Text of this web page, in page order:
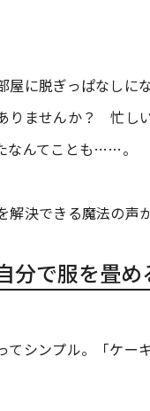
屋に脱ぎっぱなしに
りませんか？ 忙し
なんてことも……。
解決できる魔法の
分で服を畳め
てシンプル。「ケー